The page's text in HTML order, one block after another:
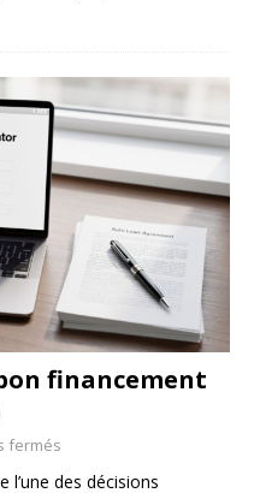
financement
fermés
l’une des décisions